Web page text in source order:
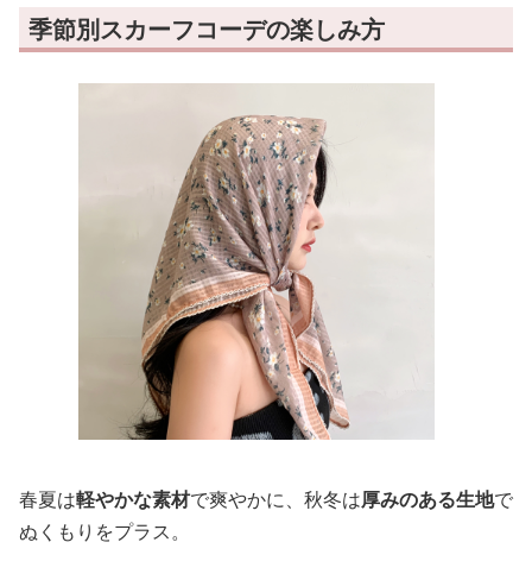
季節別スカーフコーデの楽しみ方
春夏は軽やかな素材で爽やかに、秋冬は厚みのある生地で
ぬくもりをプラス。